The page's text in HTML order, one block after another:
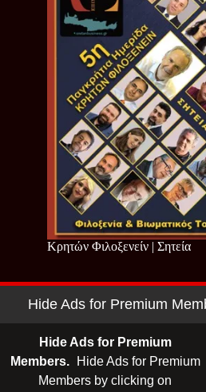
Κρητών Φιλοξενείν | Σητεία
Copyright © 2026 - Cretan Business |
Hide Ads for Premium
Hide Ads for Premium
Members.
Hide Ads for Premium
Members by clicking on